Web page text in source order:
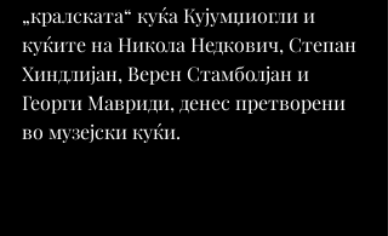
„кралската“ куќа Кујумџиогли и
куќите на Никола Недкович, Степан
Хиндлијан, Верен Стамболјан и
Георги Мавриди, денес претворени
во музејски куќи.